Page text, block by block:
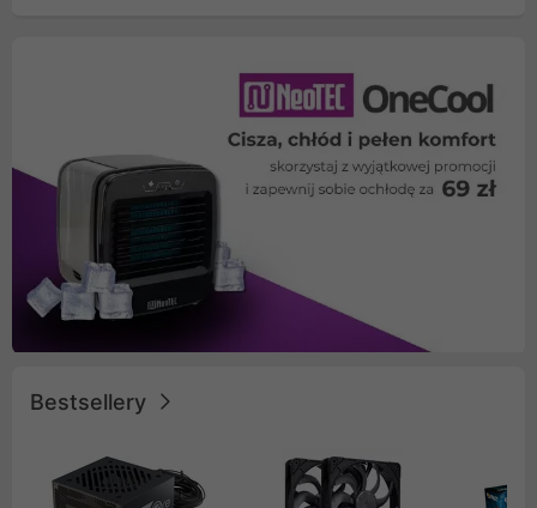
Bestsellery